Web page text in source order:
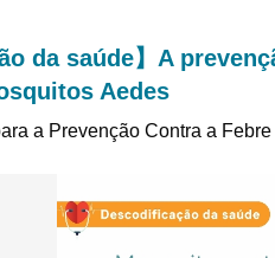
da saúde】A
Aedes
a Prevenção Contra a